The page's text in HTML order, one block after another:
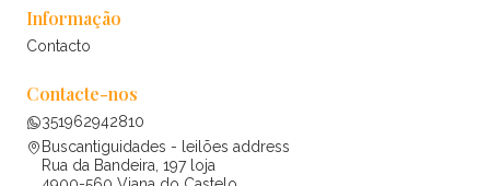
Informação
Contacto
Contacte-nos
351962942810
Buscantiguidades - leilões address
Rua da Bandeira, 197 loja